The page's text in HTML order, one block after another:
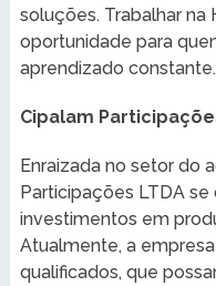
soluções. Trabalhar
oportunidade para
aprendizado constante.
Cipalam
Enraizada no setor do
Participações LTDA
investimentos em
Atualmente, a
qualificados, que